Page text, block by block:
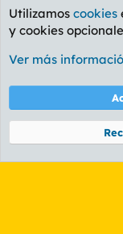
Foro General
Cookies
PL
Community platform by
Utilizamos cookies
y cookies
Ver más